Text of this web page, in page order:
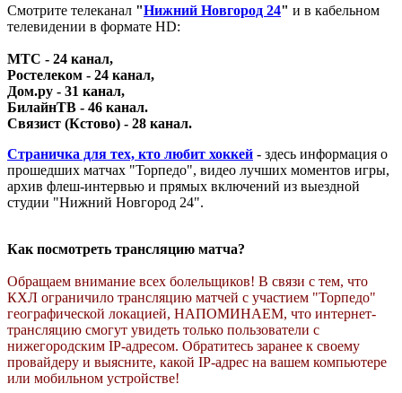
Смотрите телеканал "Нижний Новгород 24" и в кабельном
телевидении в формате HD:
МТС - 24 канал,
Ростелеком - 24 канал,
Дом.ру - 31 канал,
БилайнТВ - 46 канал.
Связист (Кстово) - 28 канал.
Страничка для тех, кто любит хоккей - здесь информация о
прошедших матчах "Торпедо", видео лучших моментов игры,
архив флеш-интервью и прямых включений из выездной
студии "Нижний Новгород 24".
Как посмотреть трансляцию матча?
Обращаем внимание всех болельщиков! В связи с тем, что
КХЛ ограничило трансляцию матчей с участием "Торпедо"
географической локацией, НАПОМИНАЕМ, что интернет-
трансляцию смогут увидеть только пользователи с
нижегородским IP-адресом. Обратитесь заранее к своему
провайдеру и выясните, какой IP-адрес на вашем компьютере
или мобильном устройстве!